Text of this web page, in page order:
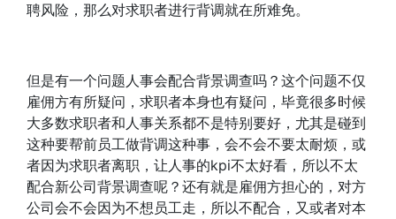
聘风险，那么对求职者进行背调就在所难免。
但是有一个问题人事会配合背景调查吗？这个问题不仅
雇佣方有所疑问，求职者本身也有疑问，毕竟很多时候
大多数求职者和人事关系都不是特别要好，尤其是碰到
这种要帮前员工做背调这种事，会不会不要太耐烦，或
者因为求职者离职，让人事的kpi不太好看，所以不太
配合新公司背景调查呢？还有就是雇佣方担心的，对方
公司会不会因为不想员工走，所以不配合，又或者对本